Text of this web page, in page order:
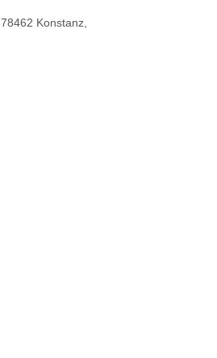
78462 Konstanz